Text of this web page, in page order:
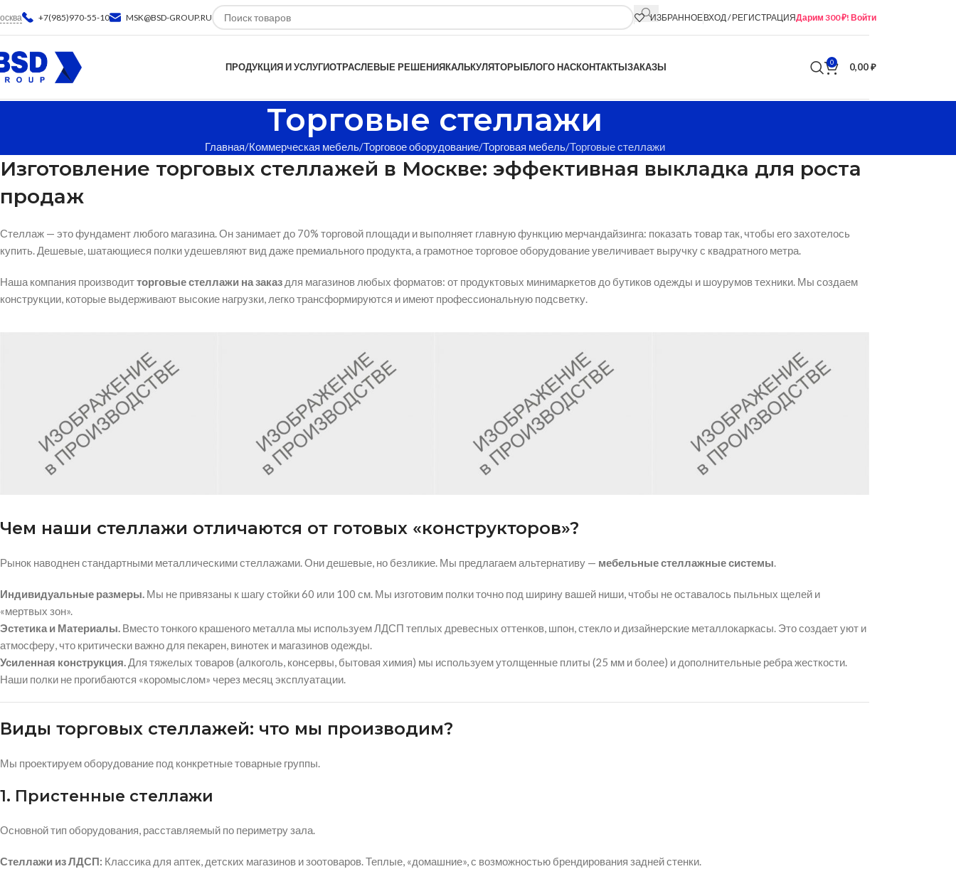
+7(985)970-55-10 MSK@BSD-GROUP.RU ИЗБРАННОЕВХОД / РЕГИСТРАЦИЯДарим 300 ₽! Войти
ПРОДУКЦИЯ И УСЛУГИОТРАСЛЕВЫЕ РЕШЕНИЯКАЛЬКУЛЯТОРЫБЛОГО НАСКОНТАКТЫЗАКАЗЫ 0 0,00₽
Торговые стеллажи
Главная Коммерческая мебель Торговое оборудование Торговая мебель Торговые стеллажи
Изготовление торговых стеллажей в Москве: эффективная выкладка для роста
продаж
Стеллаж — это фундамент любого магазина. Он занимает до 70% торговой площади и выполняет главную функцию мерчандайзинга: показать товар так, чтобы его захотелось
купить. Дешевые, шатающиеся полки удешевляют вид даже премиального продукта, а грамотное торговое оборудование увеличивает выручку с квадратного метра.
Наша компания производитторговые стеллажи на заказ для магазинов любых форматов: от продуктовых минимаркетов до бутиков одежды и шоурумов техники. Мы создаем
конструкции, которые выдерживают высокие нагрузки, легко трансформируются и имеют профессиональную подсветку.
Чем наши стеллажи отличаются от готовых «конструкторов»?
Рынок наводнен стандартными металлическими стеллажами. Они дешевые, но безликие. Мы предлагаем альтернативу — мебельные стеллажные системы.
Индивидуальные размеры. Мы не привязаны к шагу стойки 60 или 100 см. Мы изготовим полки точно под ширину вашей ниши, чтобы не оставалось пыльных щелей и
«мертвых зон».
Эстетика и Материалы. Вместо тонкого крашеного металла мы используем ЛДСП теплых древесных оттенков, шпон, стекло и дизайнерские металлокаркасы. Это создает уют и
атмосферу, что критически важно для пекарен, винотек и магазинов одежды.
Усиленная конструкция. Для тяжелых товаров (алкоголь, консервы, бытовая химия) мы используем утолщенные плиты (25 мм и более) и дополнительные ребра жесткости.
Наши полки не прогибаются «коромыслом» через месяц эксплуатации.
Виды торговых стеллажей: что мы производим?
Мы проектируем оборудование под конкретные товарные группы.
1. Пристенные стеллажи
Основной тип оборудования, расставляемый по периметру зала.
Стеллажи из ЛДСП: Классика для аптек, детских магазинов и зоотоваров. Теплые, «домашние», с возможностью брендирования задней стенки.